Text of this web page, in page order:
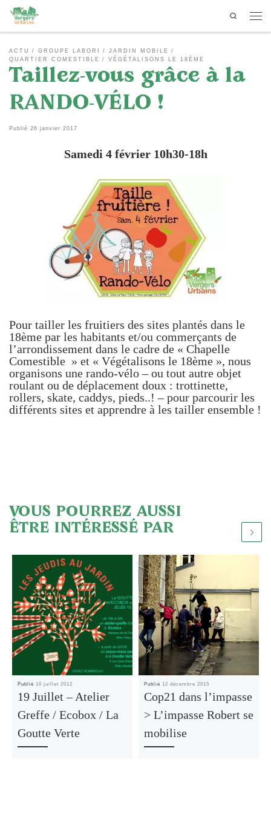
Passer au contenu
Search
ACTU GROUPE LABORI
JARDIN MOBILE
QUARTIER COMESTIBLE
VÉGÉTALISONS LE 18ÈME
Taillez-vous grâce à la
RANDO-VÉLO !
Publié 26 janvier 2017
Samedi 4 février 10h30-18h
Pour tailler les fruitiers des sites plantés dans le
18ème par les habitants et/ou commerçants de
l’arrondissement dans le cadre de « Chapelle
Comestible » et « Végétalisons le 18ème », nous
organisons une rando-vélo – ou tout autre objet
roulant ou de déplacement doux : trottinette,
rollers, skate, caddys, pieds..! – pour parcourir les
différents sites et apprendre à les tailler ensemble !
VOUS POURREZ AUSSI
ÊTRE INTÉRESSÉ PAR
Publié 10 juillet 2012
19 Juillet – Atelier
Greffe / Ecobox / La
Goutte Verte
Publié 12 décembre 2015
Cop21 dans l’impasse
> L’impasse Robert se
mobilise